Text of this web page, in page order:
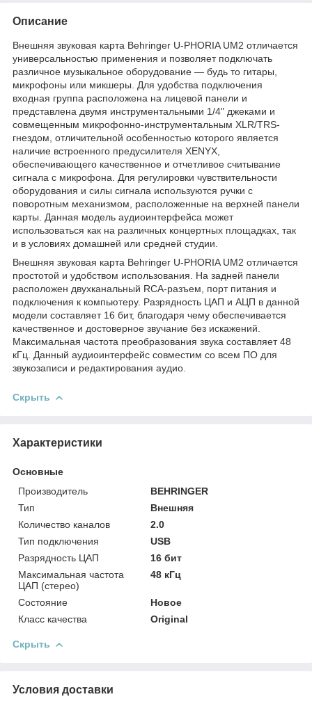
Описание
Внешняя звуковая карта Behringer U-PHORIA UM2 отличается
универсальностью применения и позволяет подключать
различное музыкальное оборудование — будь то гитары,
микрофоны или микшеры. Для удобства подключения
входная группа расположена на лицевой панели и
представлена двумя инструментальными 1/4" джеками и
совмещенным микрофонно-инструментальным XLR/TRS-
гнездом, отличительной особенностью которого является
наличие встроенного предусилителя XENYX,
обеспечивающего качественное и отчетливое считывание
сигнала с микрофона. Для регулировки чувствительности
оборудования и силы сигнала используются ручки с
поворотным механизмом, расположенные на верхней панели
карты. Данная модель аудиоинтерфейса может
использоваться как на различных концертных площадках, так
и в условиях домашней или средней студии.
Внешняя звуковая карта Behringer U-PHORIA UM2 отличается
простотой и удобством использования. На задней панели
расположен двухканальный RCA-разъем, порт питания и
подключения к компьютеру. Разрядность ЦАП и АЦП в данной
модели составляет 16 бит, благодаря чему обеспечивается
качественное и достоверное звучание без искажений.
Максимальная частота преобразования звука составляет 48
кГц. Данный аудиоинтерфейс совместим со всем ПО для
звукозаписи и редактирования аудио.
Скрыть
Характеристики
Основные
Производитель
BEHRINGER
Тип
Внешняя
Количество каналов
2.0
Тип подключения
USB
Разрядность ЦАП
16 бит
Максимальная частота
ЦАП (стерео)
48 кГц
Состояние
Новое
Класс качества
Original
Скрыть
Условия доставки